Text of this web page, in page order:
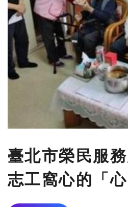
臺北市榮民服
志工窩心的「心